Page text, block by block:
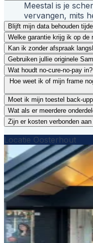
Meestal is je
vervangen, mits
Blijft mijn data behouden
Welke garantie krijg ik op de
Kan ik zonder afspraak
Gebruiken jullie originele
Wat houdt no-cure-no-pay in?
Hoe weet ik of mijn frame
Moet ik mijn toestel back-
Wat als er meerdere
Zijn er kosten verbonden
Locatie Oosterhout